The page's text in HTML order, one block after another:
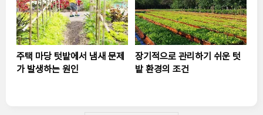
주택 마당 텃밭에서 냄새 문제
가 발생하는 원인
장기적으로 관리하기 쉬운 텃
밭 환경의 조건